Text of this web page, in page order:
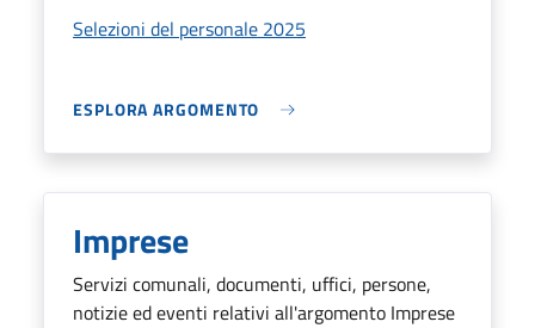
Selezioni del personale 2025
ESPLORA ARGOMENTO
Imprese
Servizi comunali, documenti, uffici, persone,
notizie ed eventi relativi all'argomento Imprese